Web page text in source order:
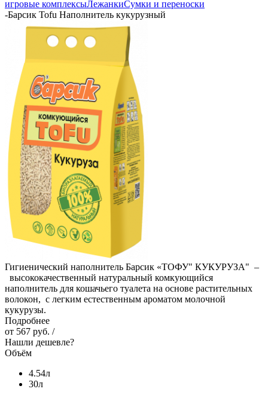
игровые комплексыЛежанкиСумки и переноски
-Барсик Tofu Наполнитель кукурузный
Гигиенический наполнитель Барсик «ТОФУ" КУКУРУЗА" –
высококачественный натуральный комкующийся
наполнитель для кошачьего туалета на основе растительных
волокон, с легким естественным ароматом молочной
кукурузы.
Подробнее
от 567 руб. /
Нашли дешевле?
Объём
4.54л
30л